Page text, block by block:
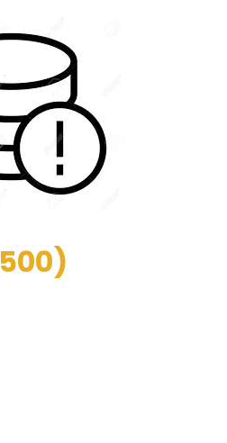
500)